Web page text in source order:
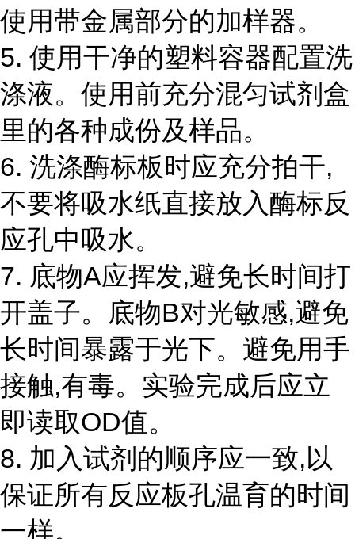
使用带金属部分的加样器。
5. 使用干净的塑料容器配置洗
涤液。使用前充分混匀试剂盒
里的各种成份及样品。
6. 洗涤酶标板时应充分拍干,
不要将吸水纸直接放入酶标反
应孔中吸水。
7. 底物A应挥发,避免长时间打
开盖子。底物B对光敏感,避免
长时间暴露于光下。避免用手
接触,有毒。实验完成后应立
即读取OD值。
8. 加入试剂的顺序应一致,以
保证所有反应板孔温育的时间
一样。